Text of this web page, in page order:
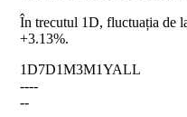
În trecutul 1D, fluctuația de
+3.13%.
1D7D1M3M1YALL
----
--